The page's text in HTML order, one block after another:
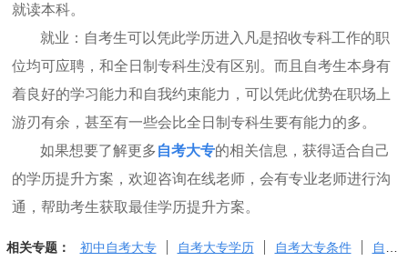
就读本科。
就业：自考生可以凭此学历进入凡是招收专科工作的职
位均可应聘，和全日制专科生没有区别。而且自考生本身有
着良好的学习能力和自我约束能力，可以凭此优势在职场上
游刃有余，甚至有一些会比全日制专科生要有能力的多。
如果想要了解更多自考大专的相关信息，获得适合自己
的学历提升方案，欢迎咨询在线老师，会有专业老师进行沟
通，帮助考生获取最佳学历提升方案。
相关专题： 初中自考大专 自考大专学历 自考大专条件 自考大专限制